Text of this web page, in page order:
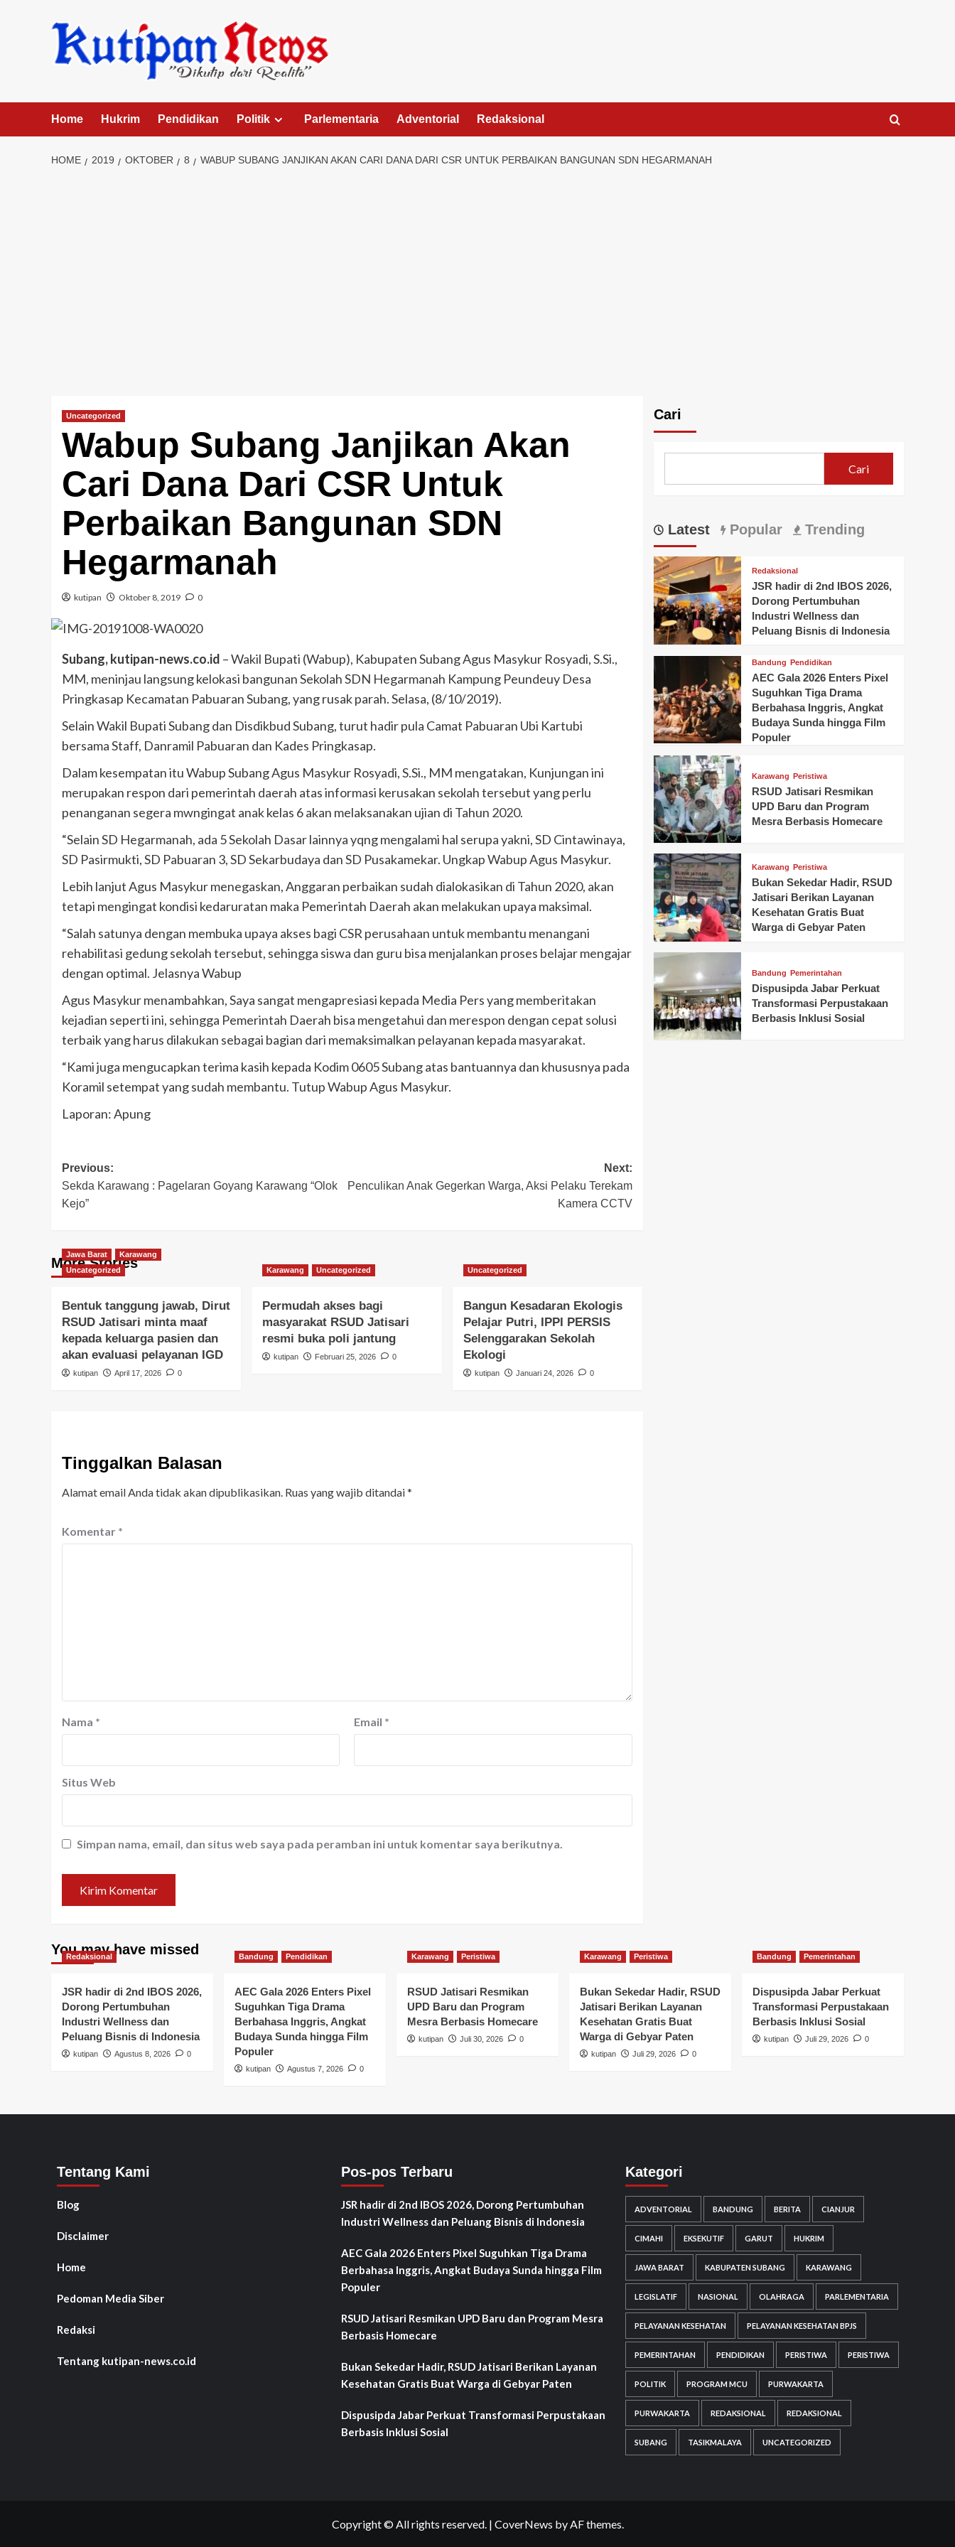
Home Hukrim Pendidikan Politik Parlementaria Adventorial Redaksional
HOME 2019 OKTOBER 8 WABUP SUBANG JANJIKAN AKAN CARI DANA DARI CSR UNTUK PERBAIKAN BANGUNAN SDN HEGARMANAH
Uncategorized
Wabup Subang Janjikan Akan
Cari Dana Dari CSR Untuk
Perbaikan Bangunan SDN
Hegarmanah
kutipan Oktober 8, 2019 0
Subang, kutipan-news.co.id – Wakil Bupati (Wabup), Kabupaten Subang Agus Masykur Rosyadi, S.Si.,
MM, meninjau langsung kelokasi bangunan Sekolah SDN Hegarmanah Kampung Peundeuy Desa
Pringkasap Kecamatan Pabuaran Subang, yang rusak parah. Selasa, (8/10/2019).
Selain Wakil Bupati Subang dan Disdikbud Subang, turut hadir pula Camat Pabuaran Ubi Kartubi
bersama Staff, Danramil Pabuaran dan Kades Pringkasap.
Dalam kesempatan itu Wabup Subang Agus Masykur Rosyadi, S.Si., MM mengatakan, Kunjungan ini
merupakan respon dari pemerintah daerah atas informasi kerusakan sekolah tersebut yang perlu
penanganan segera mwngingat anak kelas 6 akan melaksanakan ujian di Tahun 2020.
“Selain SD Hegarmanah, ada 5 Sekolah Dasar lainnya yqng mengalami hal serupa yakni, SD Cintawinaya,
SD Pasirmukti, SD Pabuaran 3, SD Sekarbudaya dan SD Pusakamekar. Ungkap Wabup Agus Masykur.
Lebih lanjut Agus Masykur menegaskan, Anggaran perbaikan sudah dialokasikan di Tahun 2020, akan
tetapi mengingat kondisi kedaruratan maka Pemerintah Daerah akan melakukan upaya maksimal.
“Salah satunya dengan membuka upaya akses bagi CSR perusahaan untuk membantu menangani
rehabilitasi gedung sekolah tersebut, sehingga siswa dan guru bisa menjalankan proses belajar mengajar
dengan optimal. Jelasnya Wabup
Agus Masykur menambahkan, Saya sangat mengapresiasi kepada Media Pers yang memberitakan
kejadian seperti ini, sehingga Pemerintah Daerah bisa mengetahui dan merespon dengan cepat solusi
terbaik yang harus dilakukan sebagai bagian dari memaksimalkan pelayanan kepada masyarakat.
“Kami juga mengucapkan terima kasih kepada Kodim 0605 Subang atas bantuannya dan khususnya pada
Koramil setempat yang sudah membantu. Tutup Wabup Agus Masykur.
Laporan: Apung
Post
navigation
Previous:
Sekda Karawang : Pagelaran Goyang Karawang “Olok
Kejo”
Next:
Penculikan Anak Gegerkan Warga, Aksi Pelaku Terekam
Kamera CCTV
More Stories
Jawa Barat
Karawang
Uncategorized
Bentuk tanggung jawab, Dirut
RSUD Jatisari minta maaf
kepada keluarga pasien dan
akan evaluasi pelayanan IGD
kutipan April 17, 2026 0
Karawang Uncategorized
Permudah akses bagi
masyarakat RSUD Jatisari
resmi buka poli jantung
kutipan Februari 25, 2026 0
Uncategorized
Bangun Kesadaran Ekologis
Pelajar Putri, IPPI PERSIS
Selenggarakan Sekolah
Ekologi
kutipan Januari 24, 2026 0
Tinggalkan Balasan
Alamat email Anda tidak akan dipublikasikan. Ruas yang wajib ditandai*
Komentar *
Nama * Email *
Situs Web
Simpan nama, email, dan situs web saya pada peramban ini untuk komentar saya berikutnya.
Cari
Cari
Latest Popular Trending
Redaksional
JSR hadir di 2nd IBOS 2026,
Dorong Pertumbuhan
Industri Wellness dan
Peluang Bisnis di Indonesia
Bandung Pendidikan
AEC Gala 2026 Enters Pixel
Suguhkan Tiga Drama
Berbahasa Inggris, Angkat
Budaya Sunda hingga Film
Populer
Karawang Peristiwa
RSUD Jatisari Resmikan
UPD Baru dan Program
Mesra Berbasis Homecare
Karawang Peristiwa
Bukan Sekedar Hadir, RSUD
Jatisari Berikan Layanan
Kesehatan Gratis Buat
Warga di Gebyar Paten
Bandung Pemerintahan
Dispusipda Jabar Perkuat
Transformasi Perpustakaan
Berbasis Inklusi Sosial
You may have missed
Redaksional
JSR hadir di 2nd IBOS 2026,
Dorong Pertumbuhan
Industri Wellness dan
Peluang Bisnis di Indonesia
kutipan Agustus 8, 2026 0
Bandung Pendidikan
AEC Gala 2026 Enters Pixel
Suguhkan Tiga Drama
Berbahasa Inggris, Angkat
Budaya Sunda hingga Film
Populer
kutipan Agustus 7, 2026 0
Karawang Peristiwa
RSUD Jatisari Resmikan
UPD Baru dan Program
Mesra Berbasis Homecare
kutipan Juli 30, 2026 0
Karawang Peristiwa
Bukan Sekedar Hadir, RSUD
Jatisari Berikan Layanan
Kesehatan Gratis Buat
Warga di Gebyar Paten
kutipan Juli 29, 2026 0
Bandung Pemerintahan
Dispusipda Jabar Perkuat
Transformasi Perpustakaan
Berbasis Inklusi Sosial
kutipan Juli 29, 2026 0
Tentang Kami
Blog
Disclaimer
Home
Pedoman Media Siber
Redaksi
Tentang kutipan-news.co.id
Pos-pos Terbaru
JSR hadir di 2nd IBOS 2026, Dorong Pertumbuhan
Industri Wellness dan Peluang Bisnis di Indonesia
AEC Gala 2026 Enters Pixel Suguhkan Tiga Drama
Berbahasa Inggris, Angkat Budaya Sunda hingga Film
Populer
RSUD Jatisari Resmikan UPD Baru dan Program Mesra
Berbasis Homecare
Bukan Sekedar Hadir, RSUD Jatisari Berikan Layanan
Kesehatan Gratis Buat Warga di Gebyar Paten
Dispusipda Jabar Perkuat Transformasi Perpustakaan
Berbasis Inklusi Sosial
Kategori
ADVENTORIAL BANDUNG BERITA CIANJUR
CIMAHI EKSEKUTIF GARUT HUKRIM
JAWA BARAT KABUPATEN SUBANG KARAWANG
LEGISLATIF NASIONAL OLAHRAGA PARLEMENTARIA
PELAYANAN KESEHATAN PELAYANAN KESEHATAN BPJS
PEMERINTAHAN PENDIDIKAN PERISTIWA PERISTIWA
POLITIK PROGRAM MCU PURWAKARTA
PURWAKARTA REDAKSIONAL REDAKSIONAL
SUBANG TASIKMALAYA UNCATEGORIZED
Copyright © All rights reserved. | CoverNews by AF themes.